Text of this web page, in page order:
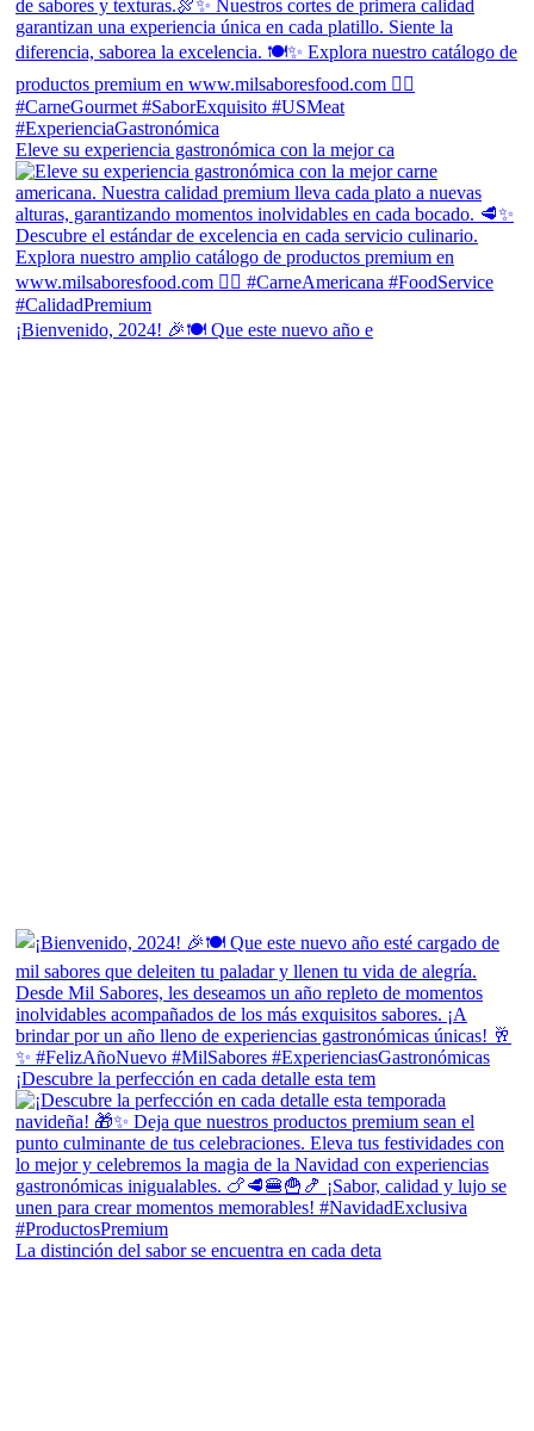
Eleve su experiencia gastronómica con la mejor ca
¡Bienvenido, 2024! 🎉🍽 Que este nuevo año e
¡Descubre la perfección en cada detalle esta tem
La distinción del sabor se encuentra en cada deta